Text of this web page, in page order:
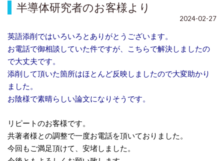
半導体研究者のお客様より
2024-02-27
英語添削ではいろいろとありがとうございます。
お電話で御相談していた件ですが、こちらで解決しましたの
で大丈夫です。
添削して頂いた箇所はほとんど反映しましたので大変助かり
ました。
お陰様で素晴らしい論文になりそうです。
リピートのお客様です。
共著者様との調整で一度お電話を頂いておりました。
今回もご満足頂けて、安堵しました。